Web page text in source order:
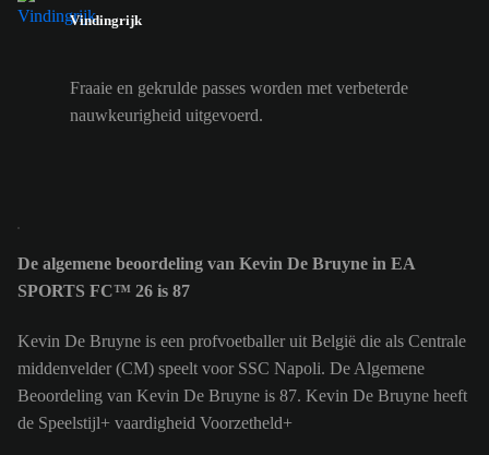
Vindingrijk
Fraaie en gekrulde passes worden met verbeterde
nauwkeurigheid uitgevoerd.
De algemene beoordeling van Kevin De Bruyne in EA
SPORTS FC™ 26 is 87
Kevin De Bruyne is een profvoetballer uit België die als Centrale
middenvelder (CM) speelt voor SSC Napoli. De Algemene
Beoordeling van Kevin De Bruyne is 87. Kevin De Bruyne heeft
de Speelstijl+ vaardigheid Voorzetheld+